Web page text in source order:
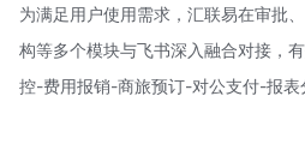
为满足用户使用需求，汇联易在审批
构等多个模块与飞书深入融合对接，
控-费用报销-商旅预订-对公支付-报表